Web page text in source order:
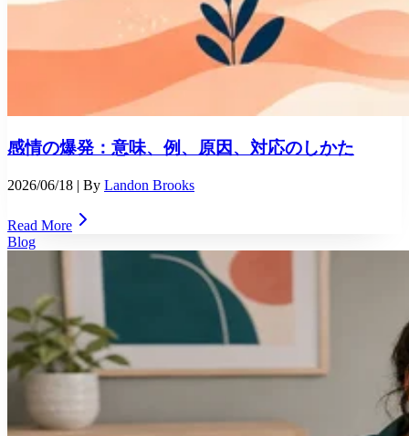
感情の爆発：意味、例、原因、対応のしかた
2026/06/18 | By Landon Brooks
Read More
Blog